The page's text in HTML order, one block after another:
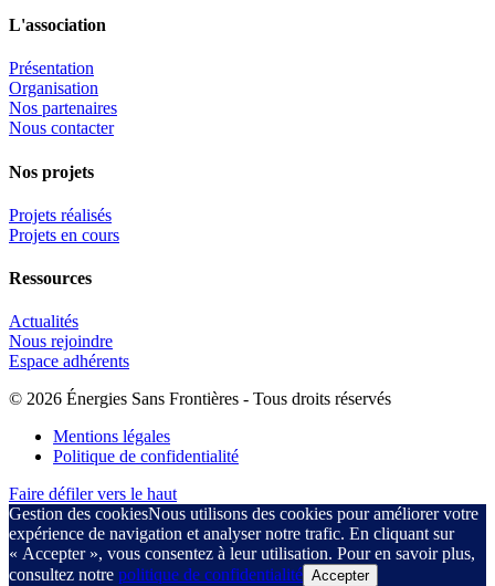
L'association
Présentation
Organisation
Nos partenaires
Nous contacter
Nos projets
Projets réalisés
Projets en cours
Ressources
Actualités
Nous rejoindre
Espace adhérents
© 2026 Énergies Sans Frontières - Tous droits réservés
Mentions légales
Politique de confidentialité
Faire défiler vers le haut
Gestion des cookiesNous utilisons des cookies pour améliorer votre
expérience de navigation et analyser notre trafic. En cliquant sur
« Accepter », vous consentez à leur utilisation. Pour en savoir plus,
consultez notre politique de confidentialité Accepter